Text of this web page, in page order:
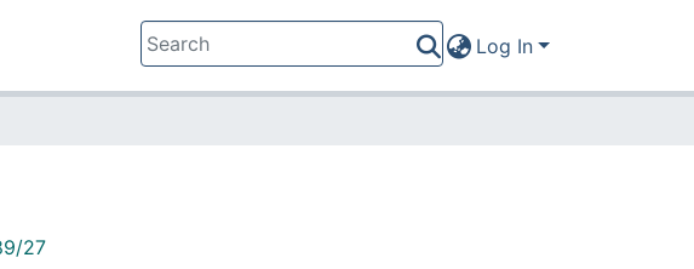
Log In
27